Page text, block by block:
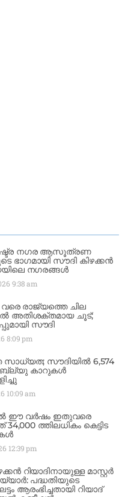
നഗര ആസൂത്രണ
ഭാഗമായി സൗദി കിഴക്കൻ
നഗരങ്ങൾ
9:38 am
വരെ രാജ്യത്തെ ചില
അതിശക്തമായ ചൂട്;
സൗദി
8:09 pm
സാധ്യത; സൗദിയിൽ 6,574
കാറുകൾ
10:09 am
ഈ വർഷം ഇതുവരെ
ത്തിലധികം കെട്ടിട
12:39 pm
റിയാദിനായുള്ള മാസ്റ്റർ
പദ്ധതിയുടെ
ആരംഭിച്ചതായി റിയാദ്